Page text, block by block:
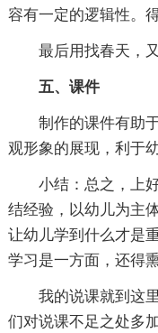
容有一定的逻辑性。
最后用找春天，
五、课件
制作的课件有助
观形象的展现，利于
小结：总之，上
结经验，以幼儿为主
让幼儿学到什么才是
学习是一方面，还得
我的说课就到这
们对说课不足之处多